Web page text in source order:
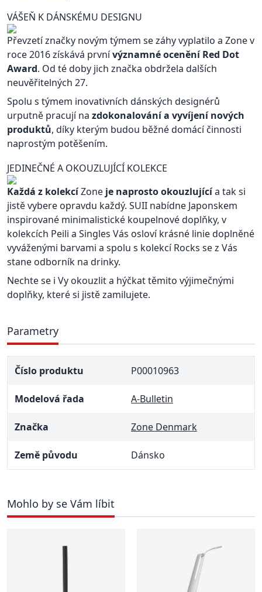
VÁŠEŇ K DÁNSKÉMU DESIGNU
Převzetí značky novým týmem se záhy vyplatilo a Zone v
roce 2016 získává prvnívýznamné ocenění Red Dot
Award. Od té doby jich značka obdržela dalších
neuvěřitelných 27.
Spolu s týmem inovativních dánských designérů
urputně pracují na zdokonalování a vyvíjení nových
produktů, díky kterým budou běžné domácí činnosti
naprostým potěšením.
JEDINEČNÉ A OKOUZLUJÍCÍ KOLEKCE
Každá z kolekcíZone je naprosto okouzlujícía tak si
jistě vybere opravdu každý. SUII nabídne Japonskem
inspirované minimalistické koupelnové doplňky, v
kolekcích Peili a Singles Vás osloví krásné linie doplněné
vyváženými barvami a spolu s kolekcí Rocks se z Vás
stane odborník na drinky.
Nechte se i Vy okouzlit a hýčkat těmito výjimečnými
doplňky, které si jistě zamilujete.
Parametry
Číslo produktu P00010963
Modelová řada A-Bulletin
Značka Zone Denmark
Země původu Dánsko
Mohlo by se Vám líbit